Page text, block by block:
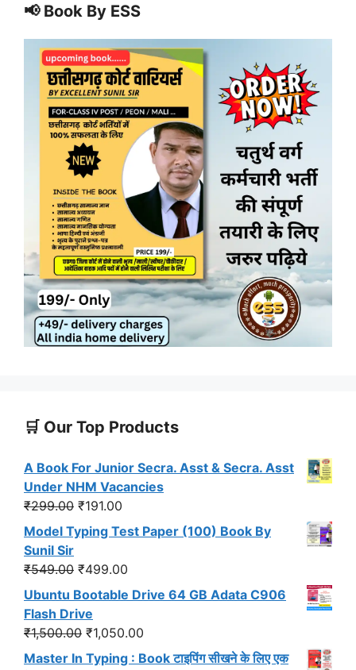
📢 Book By ESS
🛒 Our Top Products
A Book For Junior Secra. Asst & Secra. Asst
Under NHM Vacancies
₹299.00 Original
price
was:
₹299.00.
₹191.00
price
₹191.00.
Model Typing Test Paper (100) Book By
Sunil Sir
₹549.00 Original
price
was:
₹549.00.
₹499.00
price
₹499.00.
Ubuntu Bootable Drive 64 GB Adata C906
Flash Drive
₹1,500.00 Original
price
₹1,050.00
price
Master In Typing : Book टाइपिंग सीखने के लिए एक